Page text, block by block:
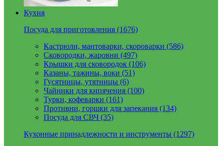
Кухня
Посуда для приготовления (1676)
Кастрюли, мантоварки, скороварки (586)
Сковородки, жаровни (497)
Крышки для сковородок (106)
Казаны, тажины, воки (51)
Гусятницы, утятницы (6)
Чайники для кипячения (100)
Турки, кофеварки (161)
Противни, горшки для запекания (134)
Посуда для СВЧ (35)
Кухонные принадлежности и инструменты (1297)